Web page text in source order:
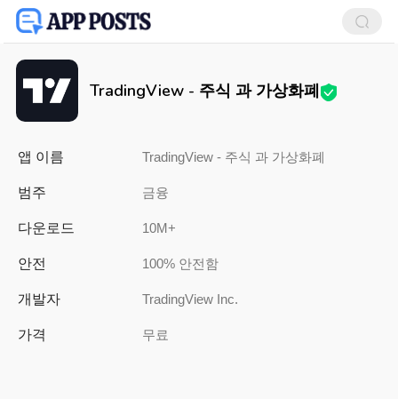
TradingView - 주식 과 가상화폐
앱 이름 TradingView - 주식 과 가상화폐
범주 금융
다운로드 10M+
안전 100% 안전함
개발자 TradingView Inc.
가격 무료